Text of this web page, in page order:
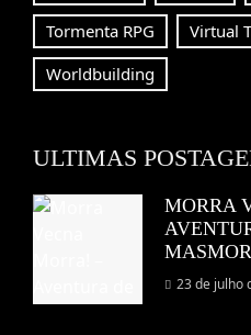
Tormenta RPG
Virtual
Worldbuilding
ULTIMAS
MORRA
23 de julho